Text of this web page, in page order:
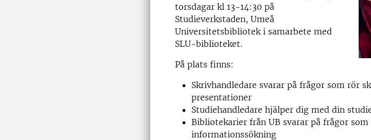
torsdagar kl 13-14:30 på
Studieverkstaden, Umeå
Universitetsbibliotek i samarbete med
SLU-biblioteket.
På plats finns:
Skrivhandledare svarar på frågor som rör
presentationer
Studiehandledare hjälper dig med din
Bibliotekarier från UB svarar på frågor
informationssökning